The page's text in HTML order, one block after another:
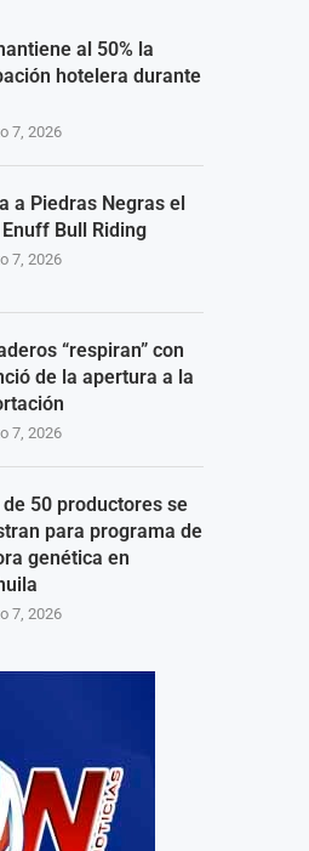
al 50% la
hotelera durante
7, 2026
a Piedras Negras el
Bull Riding
7, 2026
“respiran” con
de la apertura a la
7, 2026
de 50 productores se
para programa de
genética en
7, 2026